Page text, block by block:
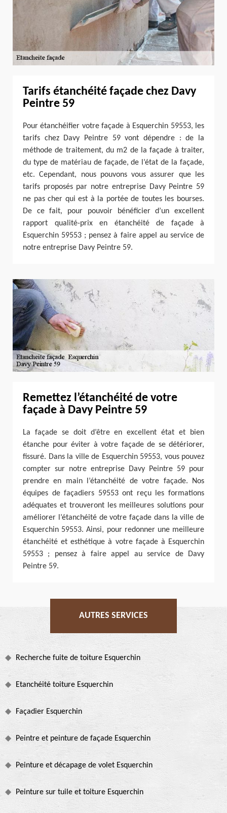
Tarifs étanchéité façade chez Davy
Peintre 59
Pour étanchéifier votre façade à Esquerchin 59553, les
tarifs chez Davy Peintre 59 vont dépendre : de la
méthode de traitement, du m2 de la façade à traiter,
du type de matériau de façade, de l’état de la façade,
etc. Cependant, nous pouvons vous assurer que les
tarifs proposés par notre entreprise Davy Peintre 59
ne pas cher qui est à la portée de toutes les bourses.
De ce fait, pour pouvoir bénéficier d’un excellent
rapport qualité-prix en étanchéité de façade à
Esquerchin 59553 ; pensez à faire appel au service de
notre entreprise Davy Peintre 59.
Remettez l’étanchéité de votre
façade à Davy Peintre 59
La façade se doit d’être en excellent état et bien
étanche pour éviter à votre façade de se détériorer,
fissuré. Dans la ville de Esquerchin 59553, vous pouvez
compter sur notre entreprise Davy Peintre 59 pour
prendre en main l’étanchéité de votre façade. Nos
équipes de façadiers 59553 ont reçu les formations
adéquates et trouveront les meilleures solutions pour
améliorer l’étanchéité de votre façade dans la ville de
Esquerchin 59553. Ainsi, pour redonner une meilleure
étanchéité et esthétique à votre façade à Esquerchin
59553 ; pensez à faire appel au service de Davy
Peintre 59.
AUTRES SERVICES
Recherche fuite de toiture Esquerchin
Etanchéité toiture Esquerchin
Façadier Esquerchin
Peintre et peinture de façade Esquerchin
Peinture et décapage de volet Esquerchin
Peinture sur tuile et toiture Esquerchin